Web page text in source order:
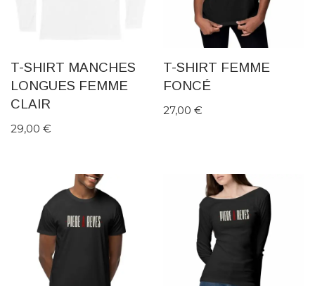
T-SHIRT MANCHES
LONGUES FEMME
CLAIR
29,00 €
T-SHIRT FEMME
FONCÉ
27,00€